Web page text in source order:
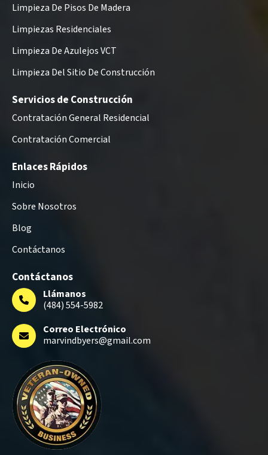
Limpieza De Pisos De Madera
Limpiezas Residenciales
Limpieza De Azulejos VCT
Limpieza Del Sitio De Construcción
Servicios de Construcción
Contratación General Residencial
Contratación Comercial
Enlaces Rápidos
Inicio
Sobre Nosotros
Blog
Contáctanos
Contáctanos
Llámanos
(484) 554-5982
Correo Electrónico
marvindbyers@gmail.com